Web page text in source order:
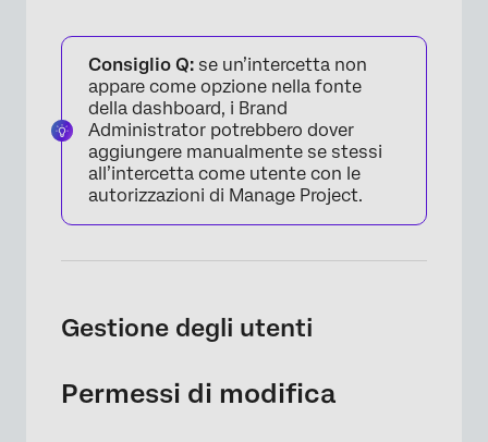
Consiglio Q: se un’intercetta non
appare come opzione nella fonte
della dashboard, i Brand
Administrator potrebbero dover
aggiungere manualmente se stessi
all’intercetta come utente con le
autorizzazioni di Manage Project.
Gestione degli utenti
Permessi di modifica